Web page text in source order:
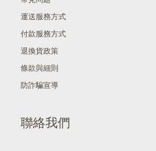
運送服務方式
付款服務方式
退換貨政策
條款與細則
防詐騙宣導
聯絡我們